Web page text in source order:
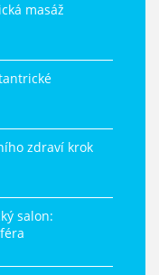
masáž
zdraví krok
salon: